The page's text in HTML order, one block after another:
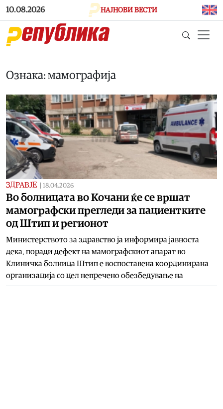
Skip to main content
10.08.2026 НАЈНОВИ ВЕСТИ
Ознака: мамографија
ЗДРАВЈЕ 18.04.2026
Во болницата во Кочани ќе се вршат
мамографски прегледи за пациентките
од Штип и регионот
Министерството за здравство ја информира јавноста
дека, поради дефект на мамографскиот апарат во
Клиничка болница Штип е воспоставена координирана
организација со цел непречено обезбедување на